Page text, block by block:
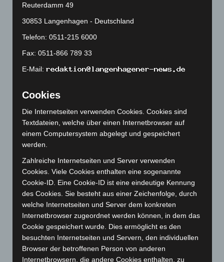
Mai 2023 (139)
April 2023
Februar 2023 (154)
Januar 2023(140)
Dezember 2022
November 2022(167)
Oktober 2022(166)
September 2022(205)
August 2022(166)
Juli 2022 (133)
Juni 2022(167)
Mai 2022(177)
Reuterdamm 49
30853 Langenhagen - Deutschland
Telefon: 0511-215 6000
Fax: 0511-866 789 33
E-Mail:
Cookies
Die Internetseiten verwenden Cookies. Cookies sind
Textdateien, welche über einen Internetbrowser auf
einem Computersystem abgelegt und gespeichert
werden.
Zahlreiche Internetseiten und Server verwenden
Cookies. Viele Cookies enthalten eine sogenannte
Cookie-ID. Eine Cookie-ID ist eine eindeutige Kennung
des Cookies. Sie besteht aus einer Zeichenfolge, durch
welche Internetseiten und Server dem konkreten
Internetbrowser zugeordnet werden können, in dem das
Cookie gespeichert wurde. Dies ermöglicht es den
besuchten Internetseiten und Servern, den individuellen
Browser der betroffenen Person von anderen
Internetbrowsern, die andere Cookies enthalten, zu